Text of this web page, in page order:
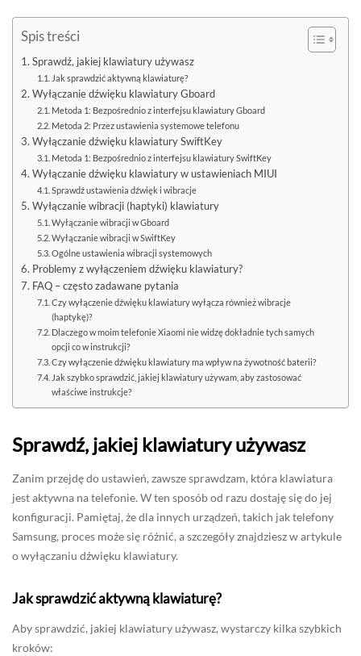
Spis treści
Sprawdź, jakiej klawiatury używasz
Jak sprawdzić aktywną klawiaturę?
Wyłączanie dźwięku klawiatury Gboard
Metoda 1: Bezpośrednio z interfejsu klawiatury Gboard
Metoda 2: Przez ustawienia systemowe telefonu
Wyłączanie dźwięku klawiatury SwiftKey
Metoda 1: Bezpośrednio z interfejsu klawiatury SwiftKey
Wyłączanie dźwięku klawiatury w ustawieniach MIUI
Sprawdź ustawienia dźwięk i wibracje
Wyłączanie wibracji (haptyki) klawiatury
Wyłączanie wibracji w Gboard
Wyłączanie wibracji w SwiftKey
Ogólne ustawienia wibracji systemowych
Problemy z wyłączeniem dźwięku klawiatury?
FAQ – często zadawane pytania
Czy wyłączenie dźwięku klawiatury wyłącza również wibracje
(haptykę)?
Dlaczego w moim telefonie Xiaomi nie widzę dokładnie tych samych
opcji co w instrukcji?
Czy wyłączenie dźwięku klawiatury ma wpływ na żywotność baterii?
Jak szybko sprawdzić, jakiej klawiatury używam, aby zastosować
właściwe instrukcje?
Sprawdź, jakiej klawiatury używasz
Zanim przejdę do ustawień, zawsze sprawdzam, która klawiatura
jest aktywna na telefonie. W ten sposób od razu dostaję się do jej
konfiguracji. Pamiętaj, że dla innych urządzeń, takich jak telefony
Samsung, proces może się różnić, a szczegóły znajdziesz w artykule
o wyłączaniu dźwięku klawiatury.
Jak sprawdzić aktywną klawiaturę?
Aby sprawdzić, jakiej klawiatury używasz, wystarczy kilka szybkich
kroków: